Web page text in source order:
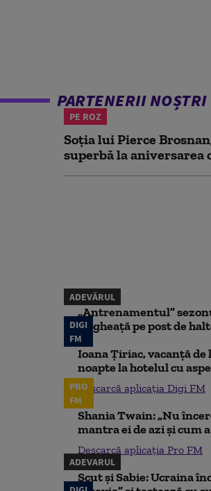
PARTENERII NOȘTRI
PE ROZ
Soția lui Pierce
superbă la aniversarea
ADEVĂRUL
„Antrenamentul”
de gheață pe post de
DIGI
FM
Ioana Țiriac, vacanță
noapte la hotelul cu
Descarcă aplicația Digi FM
PRO
FM
Shania Twain: „Nu
mantra ei de azi și cum
Descarcă aplicația Pro FM
ADEVARUL
Scut și Sabie: Ucraina